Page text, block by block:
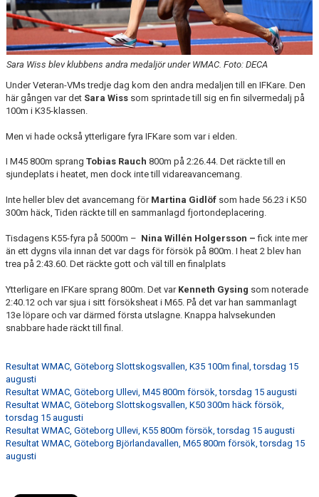
Sara Wiss blev klubbens andra medaljör under WMAC. Foto: DECA
Under Veteran-VMs tredje dag kom den andra medaljen till en IFKare. Den
här gången var det Sara Wiss som sprintade till sig en fin silvermedalj på
100m i K35-klassen.
Men vi hade också ytterligare fyra IFKare som var i elden.
I M45 800m sprang Tobias Rauch 800m på 2:26.44. Det räckte till en
sjundeplats i heatet, men dock inte till vidareavancemang.
Inte heller blev det avancemang för Martina Gidlöf som hade 56.23 i K50
300m häck, Tiden räckte till en sammanlagd fjortondeplacering.
Tisdagens K55-fyra på 5000m – Nina Willén Holgersson –fick inte mer
än ett dygns vila innan det var dags för försök på 800m. I heat 2 blev han
trea på 2:43.60. Det räckte gott och väl till en finalplats
Ytterligare en IFKare sprang 800m. Det var Kenneth Gysing som noterade
2:40.12 och var sjua i sitt försöksheat i M65. På det var han sammanlagt
13e löpare och var därmed första utslagne. Knappa halvsekunden
snabbare hade räckt till final.
Resultat WMAC, Göteborg Slottskogsvallen , K35 100m final, torsdag 15
augusti
Resultat WMAC, Göteborg Ullevi , M45 800m försök, torsdag 15 augusti
Resultat WMAC, Göteborg Slottskogsvallen , K50 300m häck försök,
torsdag 15 augusti
Resultat WMAC, Göteborg Ullevi , K55 800m försök, torsdag 15 augusti
Resultat WMAC, Göteborg Björlandavallen , M65 800m försök, torsdag 15
augusti